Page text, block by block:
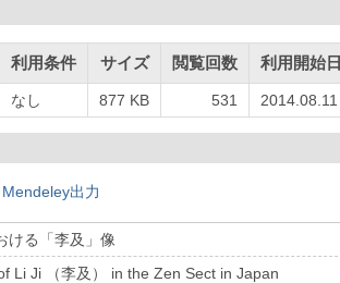
利用条件 サイズ 閲覧回数 利用開始日
なし 877 KB 531 2014.08.11
Mendeley出力
ける「李及」像
Li Ji （李及） in the Zen Sect in Japan